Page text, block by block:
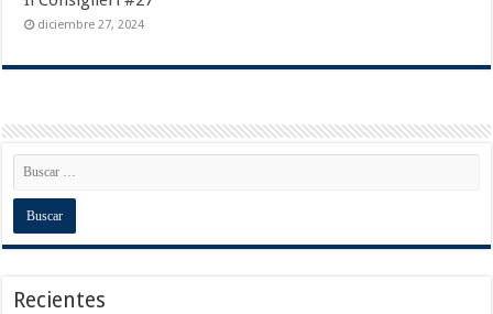
diciembre 27, 2024
Recientes